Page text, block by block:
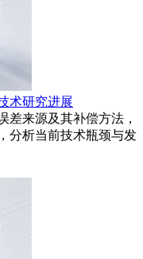
术研究进展
差来源及其补偿方法，
分析当前技术瓶颈与发